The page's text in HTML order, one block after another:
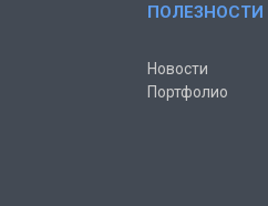
ПОЛЕЗНОСТИ
Новости
Портфолио